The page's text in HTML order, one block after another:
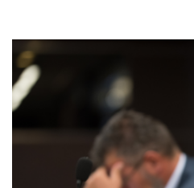
procesni nedostatak. Odluka
ocenjuju sagovornice CINS-a
ne isključuju mogućnost da se